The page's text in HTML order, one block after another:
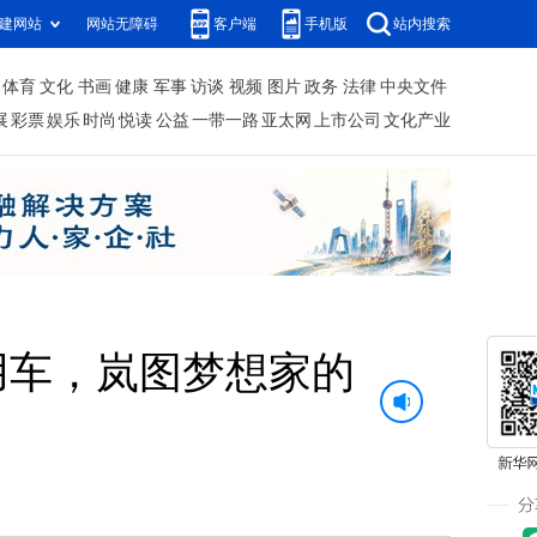
网站 网站无障碍 客户端 手机版 站内搜索
体育 文化 书画 健康 军事 访谈 视频 图片 政务 法律 中央文件
彩票娱乐 时尚 悦读 公益 一带一路 亚太网 上市公司 文化产业
，岚图梦想家的